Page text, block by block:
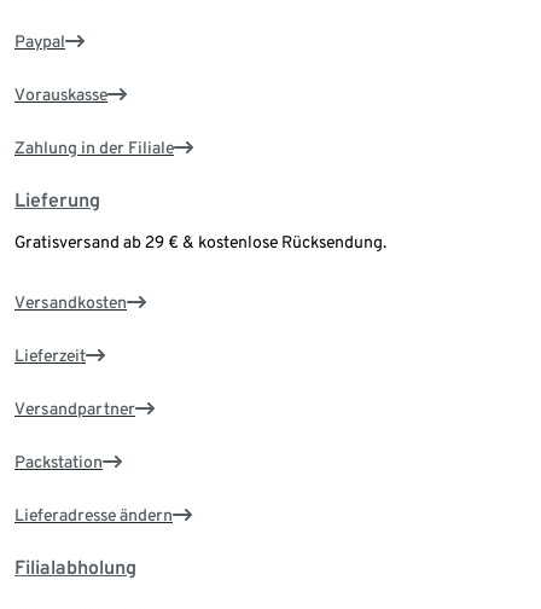
Paypal
Vorauskasse
Zahlung in der Filiale
Lieferung
Gratisversand ab 29 € & kostenlose Rücksendung.
Versandkosten
Lieferzeit
Versandpartner
Packstation
Lieferadresse ändern
Filialabholung